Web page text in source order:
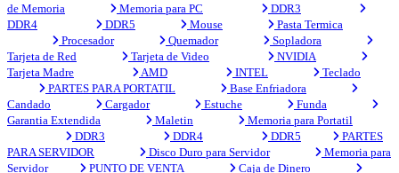
de Memoria
Memoria para PC
DDR3
DDR4
DDR5 Mouse
Pasta Termica
Procesador
Quemador
Sopladora
Tarjeta de Red
Tarjeta de Video
NVIDIA
Tarjeta Madre
AMD INTEL
Teclado
PARTES PARA PORTATIL
Base Enfriadora
Candado
Cargador Estuche
Funda
Garantia Extendida
Maletin
Memoria para Portatil
DDR3
DDR4 DDR5
PARTES
PARA SERVIDOR
Disco Duro para Servidor
Memoria para
Servidor
PUNTO DE VENTA Caja de Dinero